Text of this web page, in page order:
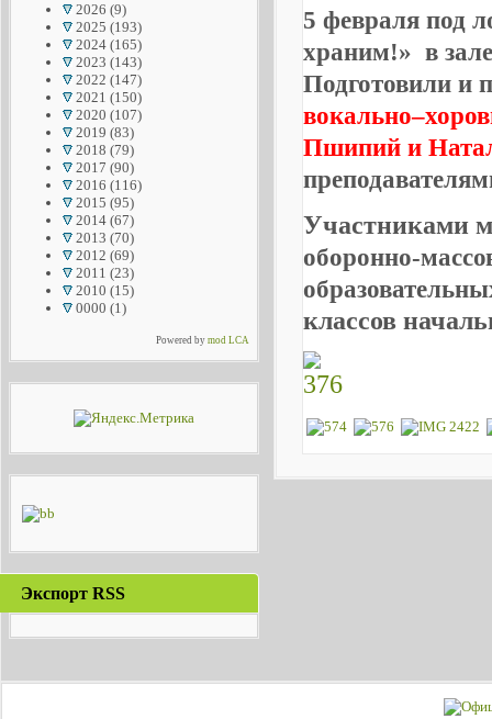
2026 (9)
2025 (193)
2024(165)
2023 (143)
2022 (147)
2021 (150)
2020 (107)
2019 (83)
2018 (79)
2017 (90)
2016 (116)
2015 (95)
2014(67)
2013 (70)
2012 (69)
2011 (23)
2010 (15)
0000 (1)
Powered bymod LCA
Экспорт RSS
5 февраля под
храним!» в
Подготовили и
Пшипий и
Участниками
оборонно-
классов